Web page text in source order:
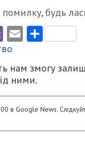
будь
ViberEmail
нам змогу
ними.
в Google News.